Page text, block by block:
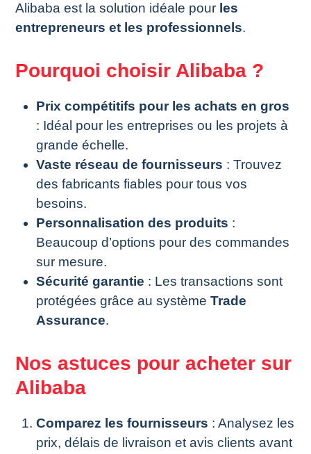
Alibaba est la solution idéale pour les
entrepreneurs et les professionnels.
Pourquoi choisir Alibaba ?
Prix compétitifs pour les achats en gros
: Idéal pour les entreprises ou les projets à
grande échelle.
Vaste réseau de fournisseurs : Trouvez
des fabricants fiables pour tous vos
besoins.
Personnalisation des produits :
Beaucoup d’options pour des commandes
sur mesure.
Sécurité garantie : Les transactions sont
protégées grâce au systèmeTrade
Assurance.
Nos astuces pour acheter sur
Alibaba
Comparez les fournisseurs : Analysez les
prix, délais de livraison et avis clients avant